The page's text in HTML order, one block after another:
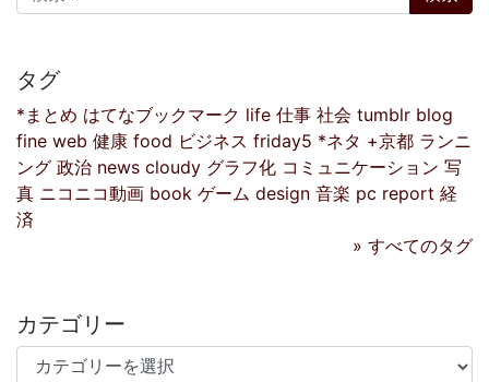
タグ
*まとめ はてなブックマーク life 仕事 社会 tumblr blog
fine web 健康 food ビジネス friday5 *ネタ +京都 ランニ
ング 政治 news cloudy グラフ化 コミュニケーション 写
真 ニコニコ動画 book ゲーム design 音楽 pc report 経
済
» すべてのタグ
カテゴリー
カテゴリー